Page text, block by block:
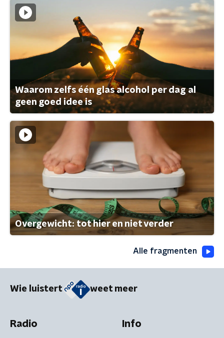
Waarom zelfs één glas alcohol per dag al
geen goed idee is
Overgewicht: tot hier en niet verder
Alle fragmenten
Wie luistert weet meer
Radio Info